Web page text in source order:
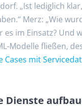
„Ist lediglich
Merz: „Wie
im Einsatz? Und
Modelle fließen,
Cases mit
Dienste